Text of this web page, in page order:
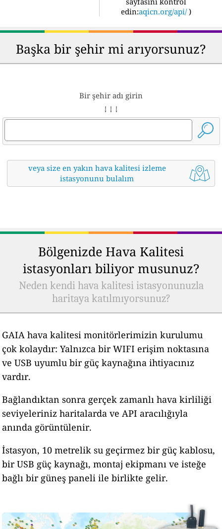
edin:aqicn.org/api/ )
Başka bir şehir mi arıyorsunuz?
Bir şehir adı girin
↓ ↓ ↓
veya size en yakın hava kalitesi izleme
istasyonunu bulalım
Bölgenizde Hava Kalitesi
istasyonları biliyor musunuz?
Neden kendi hava kalitesi istasyonunuzla
haritaya katılmıyorsunuz?
GAIA hava kalitesi monitörlerimizin kurulumu
çok kolaydır: Yalnızca bir WIFI erişim noktasına
ve USB uyumlu bir güç kaynağına ihtiyacınız
vardır.
Bağlandıktan sonra gerçek zamanlı hava kirliliği
seviyeleriniz haritalarda ve API aracılığıyla
anında görüntülenir.
İstasyon, 10 metrelik su geçirmez bir güç kablosu,
bir USB güç kaynağı, montaj ekipmanı ve isteğe
bağlı bir güneş paneli ile birlikte gelir.